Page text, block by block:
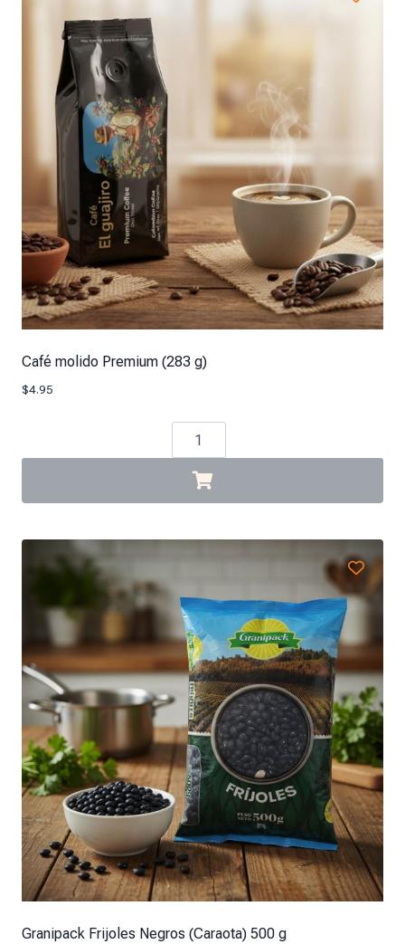
Café molido Premium (283 g)
$4.95
Granipack Frijoles Negros (Caraota) 500 g